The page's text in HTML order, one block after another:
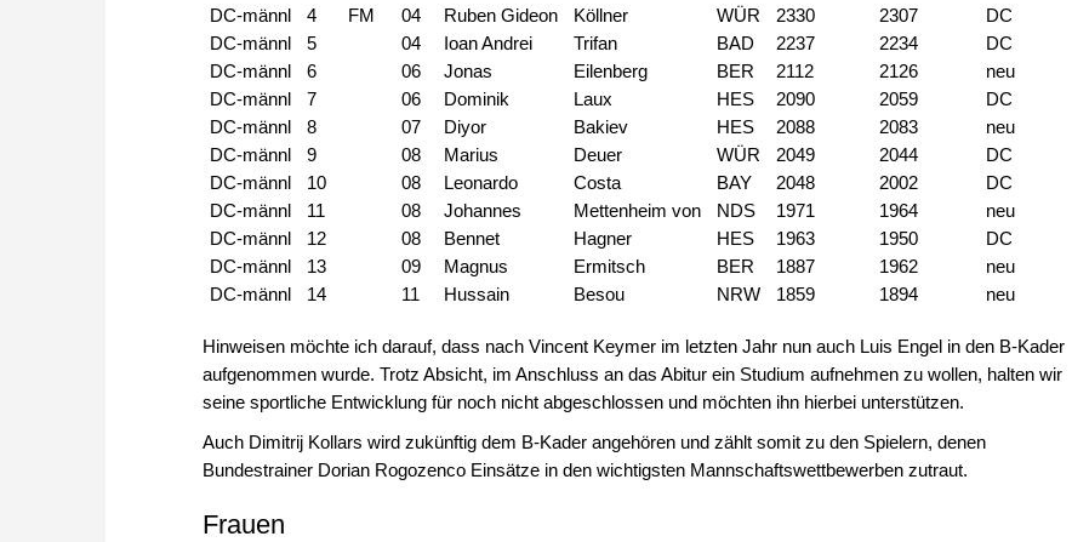
DC-männl
4 FM 04 Ruben Gideon Köllner WÜR 2330 2307
DC
DC-männl
5 04 Ioan Andrei Trifan BAD 2237 2234
DC
DC-männl
6 06 Jonas Eilenberg BER 2112 2126
neu
DC-männl
7 06 Dominik Laux HES 2090 2059
DC
DC-männl
8 07 Diyor Bakiev HES 2088 2083
neu
DC-männl
9 08 Marius Deuer WÜR 2049 2044
DC
DC-männl
10 08 Leonardo Costa BAY 2048 2002
DC
DC-männl
11 08 Johannes Mettenheim von NDS 1971 1964
neu
DC-männl
12 08 Bennet Hagner HES 1963 1950
DC
DC-männl
13 09 Magnus Ermitsch BER 1887 1962
neu
DC-männl
14 11 Hussain Besou NRW 1859 1894 neu
Hinweisen möchte ich darauf, dass nach Vincent Keymer im letzten Jahr nun auch Luis Engel in den B-Kader
aufgenommen wurde. Trotz Absicht, im Anschluss an das Abitur ein Studium aufnehmen zu wollen, halten wir
seine sportliche Entwicklung für noch nicht abgeschlossen und möchten ihn hierbei unterstützen.
Auch Dimitrij Kollars wird zukünftig dem B-Kader angehören und zählt somit zu den Spielern, denen
Bundestrainer Dorian Rogozenco Einsätze in den wichtigsten Mannschaftswettbewerben zutraut.
Frauen